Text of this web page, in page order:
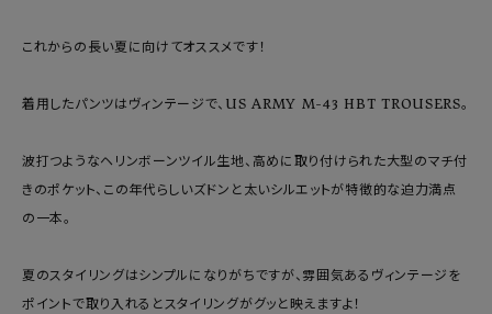
これからの長い夏に向けてオススメです！
着用したパンツはヴィンテージで、US ARMY M-43 HBT TROUSERS。
波打つようなヘリンボーンツイル生地、高めに取り付けられた大型のマチ付
きのポケット、この年代らしいズドンと太いシルエットが特徴的な迫力満点
の一本。
夏のスタイリングはシンプルになりがちですが、雰囲気あるヴィンテージを
ポイントで取り入れるとスタイリングがグッと映えますよ！